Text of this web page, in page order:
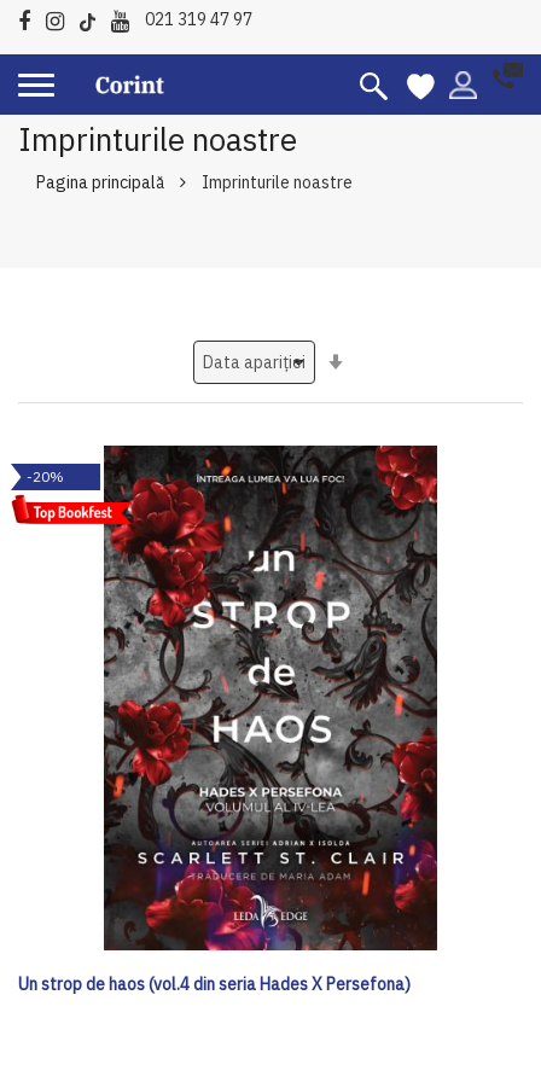
021 319 47 97
Imprinturile noastre
Pagina principală Imprinturile noastre
-20%
Un strop de haos (vol.4 din seria Hades X Persefona)